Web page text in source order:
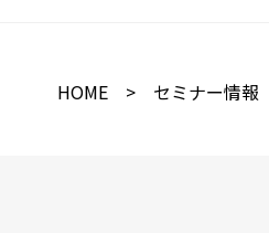
HOME > セミナー情報